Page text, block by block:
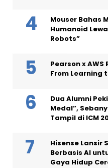
Mouser Bahas
Humanoid
Robots”
Pearson x AWS
From Learning
Dua Alumni
Medal”,
Tampil di ICM
Hisense Lansir
Berbasis AI
Gaya Hidup